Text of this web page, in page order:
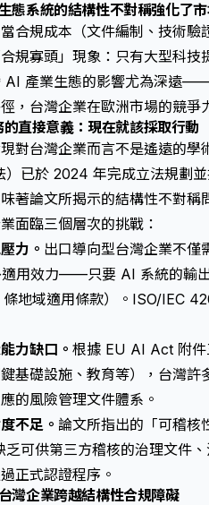
態系統的結構性不對稱強化了
合規成本（文件編制、技術驗
規寡頭」現象：只有大型科
AI 產業生態的影響尤為深遠
，台灣企業在歐洲市場的競爭
直接意義：現在就該採取行動
對台灣企業而言不是遙遠的
）已於 2024 年完成立法規劃
著論文所揭示的結構性不對
面臨三個層次的挑戰：
力。 出口導向型台灣企業不
用效力——只要 AI 系統的輸
地域適用條款）。ISO/IEC
力缺口。 根據 EU AI Act 附件
基礎設施、教育等），台灣
的風險管理文件體系。
不足。 論文所指出的「可稽
可供第三方稽核的治理文件
正式認證程序。
灣企業跨越結構性合規障礙